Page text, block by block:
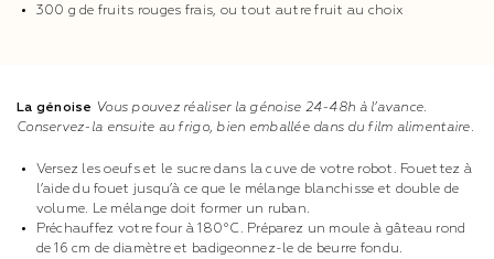
300 g de fruits rouges frais, ou tout autre fruit au choix
La génoise Vous pouvez réaliser la génoise 24-48h à l’avance.
Conservez-la ensuite au frigo, bien emballée dans du film alimentaire.
Versez les oeufs et le sucre dans la cuve de votre robot. Fouettez à
l’aide du fouet jusqu’à ce que le mélange blanchisse et double de
volume. Le mélange doit former un ruban.
Préchauffez votre four à 180°C. Préparez un moule à gâteau rond
de 16 cm de diamètre et badigeonnez-le de beurre fondu.